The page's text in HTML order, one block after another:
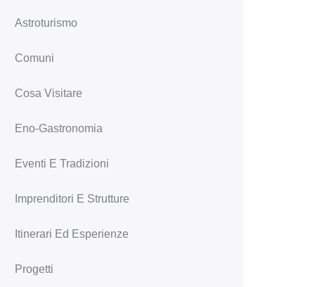
Astroturismo
Comuni
Cosa Visitare
Eno-Gastronomia
Eventi E Tradizioni
Imprenditori E Strutture
Itinerari Ed Esperienze
Progetti